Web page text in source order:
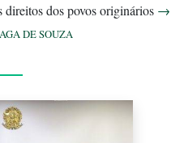
direitos dos povos originários →
DE SOUZA